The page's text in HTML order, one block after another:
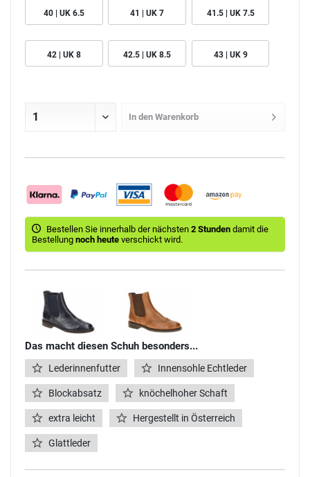
40 | UK 6.5 41 | UK 7 41.5 | UK 7.5
42 | UK 8 42.5 | UK 8.5 43 | UK 9
In den Warenkorb
Bestellen Sie innerhalb der nächsten 2 Stunden damit die
Bestellung noch heute verschickt wird.
Das macht diesen Schuh besonders...
Lederinnenfutter Innensohle Echtleder
Blockabsatz knöchelhoher Schaft
extra leicht Hergestellt in Österreich
Glattleder